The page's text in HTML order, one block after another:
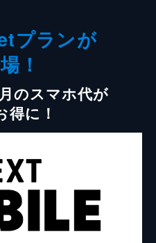
プランが
！
のスマホ代が
得に！